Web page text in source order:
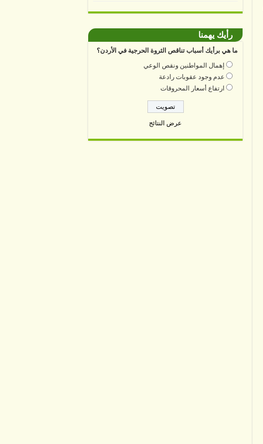
رأيك يهمنا
ما هي برأيك أسباب تناقص الثروة الحرجية في الأردن؟
إهمال المواطنين ونقص الوعي
عدم وجود عقوبات رادعة
ارتفاع أسعار المحروقات
عرض النتائج